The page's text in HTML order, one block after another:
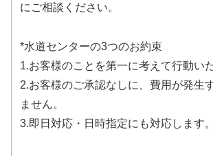
にご相談ください。
*水道センターの3つのお約束
1.お客様のことを第一に考えて行動い
2.お客様のご承認なしに、費用が発生
ません。
3.即日対応・日時指定にも対応します。